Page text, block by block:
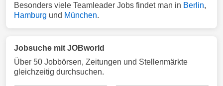
Besonders viele Teamleader Jobs findet man in Berlin,
Hamburg und München.
Jobsuche mit JOBworld
Über 50 Jobbörsen, Zeitungen und Stellenmärkte
gleichzeitig durchsuchen.